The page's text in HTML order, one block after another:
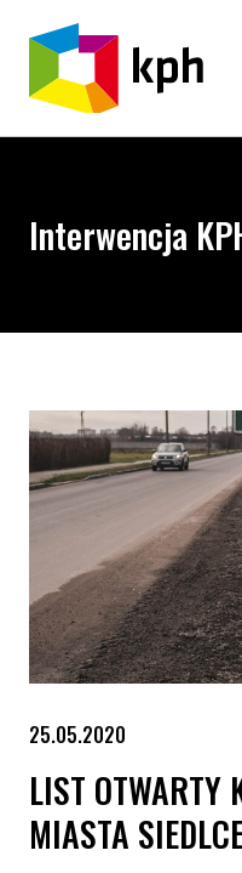
PRZEJDŹ DO TREŚCI
Interwencja
25.05.2020
LIST OTWARTY
MIASTA